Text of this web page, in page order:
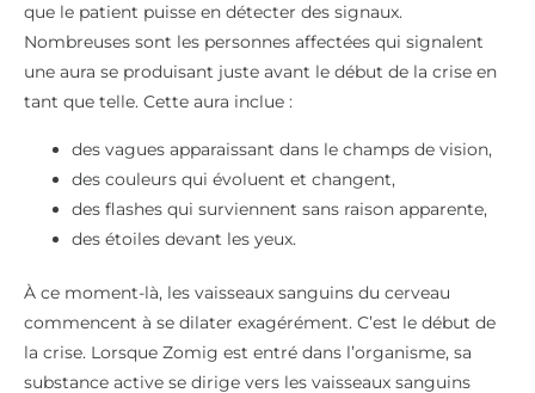
que le patient puisse en détecter des signaux.
Nombreuses sont les personnes affectées qui signalent
une aura se produisant juste avant le début de la crise en
tant que telle. Cette aura inclue :
des vagues apparaissant dans le champs de vision,
des couleurs qui évoluent et changent,
des flashes qui surviennent sans raison apparente,
des étoiles devant les yeux.
À ce moment-là, les vaisseaux sanguins du cerveau
commencent à se dilater exagérément. C’est le début de
la crise. Lorsque Zomig est entré dans l’organisme, sa
substance active se dirige vers les vaisseaux sanguins